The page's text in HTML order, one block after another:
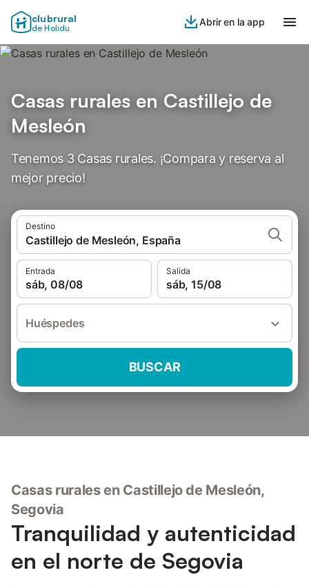
clubrural
de Holidu
Abrir en la app
Casas rurales en Castillejo de
Mesleón
Tenemos 3 Casas rurales. ¡Compara y reserva al
mejor precio!
Destino
Castillejo de Mesleón, España
Entrada
sáb, 08/08
Salida
sáb, 15/08
Huéspedes
BUSCAR
Casas rurales en Castillejo de Mesleón,
Segovia
Tranquilidad y autenticidad
en el norte de Segovia